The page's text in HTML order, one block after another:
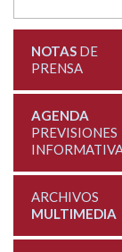
NOTASDE
PRENSA
AGENDA
PREVISIONES
ARCHIVOS
MULTIMEDIA